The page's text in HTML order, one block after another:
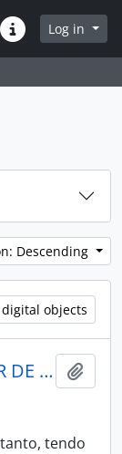
Quick linksLog in
Descending
objects
MARABOO - UM AGENTE DE RECOMENDAÇÃO PESSOAL AUXILIAR DE COMPRAR PARA E-COMMERCE DE VESTUÁRIO
tendo